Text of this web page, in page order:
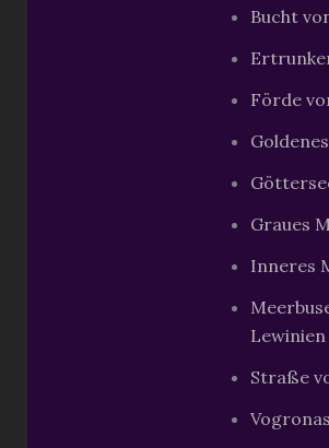
Bucht
Förde
Graues
Inneres
Lewinien
Straße